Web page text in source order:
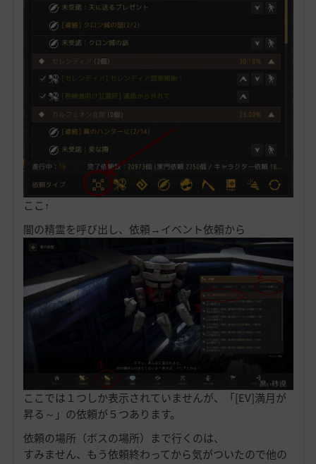
ここ↑
闇の精霊を呼び出し、依頼→イベント依頼から
ここでは１つしか表示されていませんが、「[EV]満月が
昇る～」の依頼が５つあります。
依頼の場所（ボスの場所）まで行くのは、
すみません、もう依頼終わってから気がついたので他の